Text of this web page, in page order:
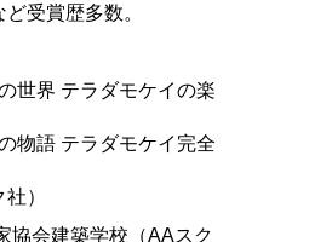
受賞歴多数。
世界 テラダモケイの楽
物語 テラダモケイ完全
）
協会建築学校（AAスク